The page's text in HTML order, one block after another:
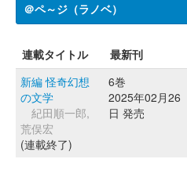
＠ペ～ジ（ラノベ）
連載タイトル 最新刊
新編 怪奇幻想
の文学
紀田順一郎,
荒俣宏
(連載終了)
6巻
2025年02月26
日 発売